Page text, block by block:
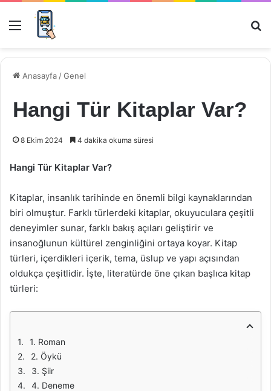
Menü
Anasayfa /Genel
Hangi Tür Kitaplar Var?
8 Ekim 2024 4 dakika okuma süresi
Hangi Tür Kitaplar Var?
Kitaplar, insanlık tarihinde en önemli bilgi kaynaklarından
biri olmuştur. Farklı türlerdeki kitaplar, okuyuculara çeşitli
deneyimler sunar, farklı bakış açıları geliştirir ve
insanoğlunun kültürel zenginliğini ortaya koyar. Kitap
türleri, içerdikleri içerik, tema, üslup ve yapı açısından
oldukça çeşitlidir. İşte, literatürde öne çıkan başlıca kitap
türleri:
1. Roman
2. Öykü
3. Şiir
4. Deneme